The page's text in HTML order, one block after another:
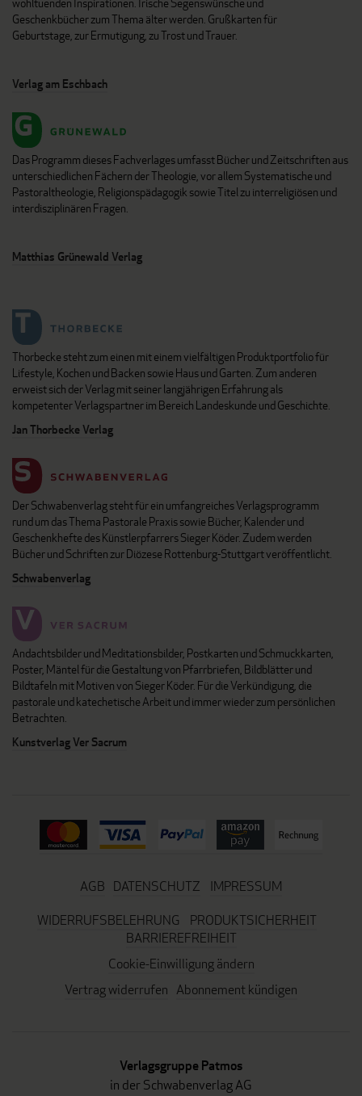
wohltuenden Inspirationen. Irische Segenswünsche und
Geschenkbücher zum Thema älter werden. Grußkarten für
Geburtstage, zur Ermutigung, zu Trost und Trauer.
Verlag am Eschbach
Das Programm dieses Fachverlages umfasst Bücher und Zeitschriften aus
unterschiedlichen Fächern der Theologie, vor allem Systematische und
Pastoraltheologie, Religionspädagogik sowie Titel zu interreligiösen und
interdisziplinären Fragen.
Matthias Grünewald Verlag
Thorbecke steht zum einen mit einem vielfältigen Produktportfolio für
Lifestyle, Kochen und Backen sowie Haus und Garten. Zum anderen
erweist sich der Verlag mit seiner langjährigen Erfahrung als
kompetenter Verlagspartner im Bereich Landeskunde und Geschichte.
Jan Thorbecke Verlag
Der Schwabenverlag steht für ein umfangreiches Verlagsprogramm
rund um das Thema Pastorale Praxis sowie Bücher, Kalender und
Geschenkhefte des Künstlerpfarrers Sieger Köder. Zudem werden
Bücher und Schriften zur Diözese Rottenburg-Stuttgart veröffentlicht.
Schwabenverlag
Andachtsbilder und Meditationsbilder, Postkarten und Schmuckkarten,
Poster, Mäntel für die Gestaltung von Pfarrbriefen, Bildblätter und
Bildtafeln mit Motiven von Sieger Köder. Für die Verkündigung, die
pastorale und katechetische Arbeit und immer wieder zum persönlichen
Betrachten.
Kunstverlag Ver Sacrum
AGB DATENSCHUTZ
IMPRESSUM
WIDERRUFSBELEHRUNG
PRODUKTSICHERHEIT
BARRIEREFREIHEIT
Cookie-Einwilligung ändern
Vertrag widerrufen Abonnement kündigen
Verlagsgruppe Patmos
in der Schwabenverlag AG